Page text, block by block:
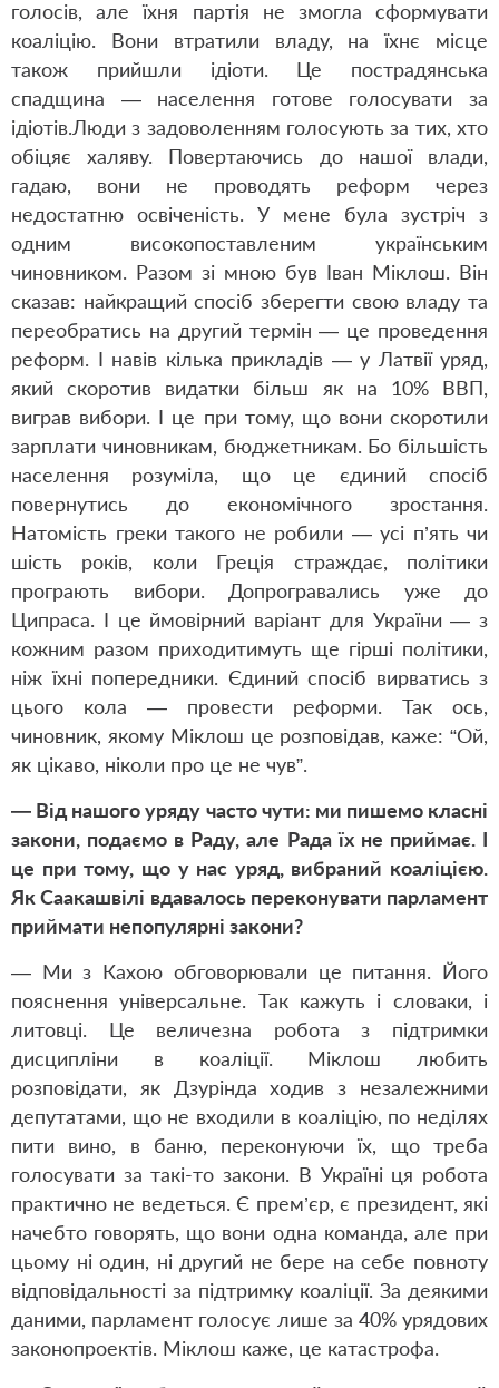
голосів, але їхня партія не змогла сформувати
коаліцію. Вони втратили владу, на їхнє місце
також прийшли ідіоти. Це пострадянська
спадщина — населення готове голосувати за
ідіотів.Люди з задоволенням голосують за тих, хто
обіцяє халяву. Повертаючись до нашої влади,
гадаю, вони не проводять реформ через
недостатню освіченість. У мене була зустріч з
одним високопоставленим українським
чиновником. Разом зі мною був Іван Міклош. Він
сказав: найкращий спосіб зберегти свою владу та
переобратись на другий термін — це проведення
реформ. І навів кілька прикладів — у Латвії уряд,
який скоротив видатки більш як на 10% ВВП,
виграв вибори. І це при тому, що вони скоротили
зарплати чиновникам, бюджетникам. Бо більшість
населення розуміла, що це єдиний спосіб
повернутись до економічного зростання.
Натомість греки такого не робили — усі п’ять чи
шість років, коли Греція страждає, політики
програють вибори. Допрогравались уже до
Ципраса. І це ймовірний варіант для України — з
кожним разом приходитимуть ще гірші політики,
ніж їхні попередники. Єдиний спосіб вирватись з
цього кола — провести реформи. Так ось,
чиновник, якому Міклош це розповідав, каже: “Ой,
як цікаво, ніколи про це не чув”.
— Від нашого уряду часто чути: ми пишемо класні
закони, подаємо в Раду, але Рада їх не приймає. І
це при тому, що у нас уряд, вибраний коаліцією.
Як Саакашвілі вдавалось переконувати парламент
приймати непопулярні закони?
— Ми з Кахою обговорювали це питання. Його
пояснення універсальне. Так кажуть і словаки, і
литовці. Це величезна робота з підтримки
дисципліни в коаліції. Міклош любить
розповідати, як Дзурінда ходив з незалежними
депутатами, що не входили в коаліцію, по неділях
пити вино, в баню, переконуючи їх, що треба
голосувати за такі-то закони. В Україні ця робота
практично не ведеться. Є прем’єр, є президент, які
начебто говорять, що вони одна команда, але при
цьому ні один, ні другий не бере на себе повноту
відповідальності за підтримку коаліції. За деякими
даними, парламент голосує лише за 40% урядових
законопроектів. Міклош каже, це катастрофа.